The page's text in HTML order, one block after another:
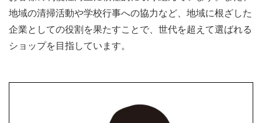
地域の清掃活動や学校行事への協力など、地域に根ざした
企業としての役割を果たすことで、世代を超えて選ばれる
ショップを目指しています。